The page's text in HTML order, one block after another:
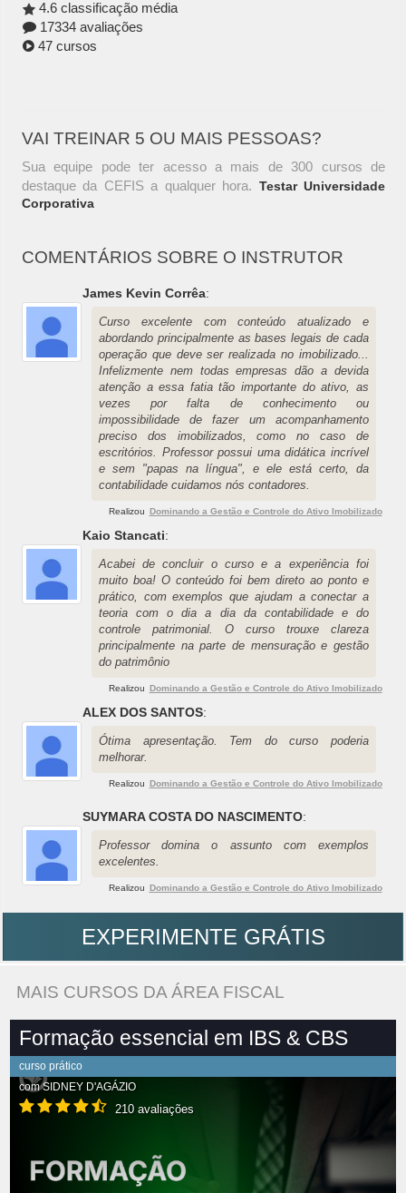
4.6 classificação média
17334 avaliações
47 cursos
VAI TREINAR 5 OU MAIS PESSOAS?
Sua equipe pode ter acesso a mais de 300 cursos de
destaque da CEFIS a qualquer hora. Testar Universidade
Corporativa
COMENTÁRIOS SOBRE O INSTRUTOR
James Kevin Corrêa:
Curso excelente com conteúdo atualizado e
abordando principalmente as bases legais de cada
operação que deve ser realizada no imobilizado...
Infelizmente nem todas empresas dão a devida
atenção a essa fatia tão importante do ativo, as
vezes por falta de conhecimento ou
impossibilidade de fazer um acompanhamento
preciso dos imobilizados, como no caso de
escritórios. Professor possui uma didática incrível
e sem "papas na língua", e ele está certo, da
contabilidade cuidamos nós contadores.
Realizou Dominando a Gestão e Controle do Ativo Imobilizado
Kaio Stancati:
Acabei de concluir o curso e a experiência foi
muito boa! O conteúdo foi bem direto ao ponto e
prático, com exemplos que ajudam a conectar a
teoria com o dia a dia da contabilidade e do
controle patrimonial. O curso trouxe clareza
principalmente na parte de mensuração e gestão
do patrimônio
Realizou Dominando a Gestão e Controle do Ativo Imobilizado
ALEX DOS SANTOS:
Ótima apresentação. Tem do curso poderia
melhorar.
Realizou Dominando a Gestão e Controle do Ativo Imobilizado
SUYMARA COSTA DO NASCIMENTO:
Professor domina o assunto com exemplos
excelentes.
Realizou Dominando a Gestão e Controle do Ativo Imobilizado
EXPERIMENTE GRÁTIS
MAIS CURSOS DA ÁREA FISCAL
Formação essencial em IBS & CBS
curso prático
comSIDNEY D'AGÁZIO
210 avaliações